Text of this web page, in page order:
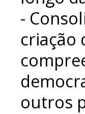
-
criação
outros